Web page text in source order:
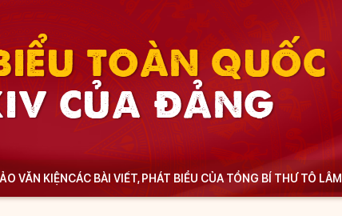
TOÀN QUỐC
CỦA ĐẢNG
VĂN KIỆNCÁC BÀI VIẾT, PHÁT BIỂU CỦA TỔNG BÍ THƯ TÔ LÂM